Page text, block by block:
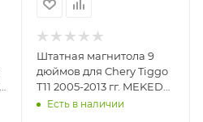
Штатная магнитола 9
дюймов для Chery Tiggo
T11 2005-2013 гг. MEKEDE
X20-W 3990-6829
Есть в наличии